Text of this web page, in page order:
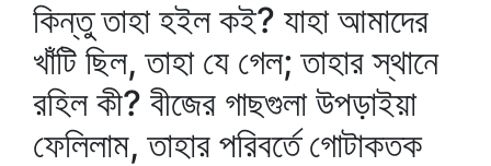
কিন্তু তাহা হইল কই? যাহা আমাদের
খাঁটি ছিল, তাহা যে গেল; তাহার স্থানে
রহিল কী? বীজের গাছগুলা উপড়াইয়া
ফেলিলাম, তাহার পরিবর্তে গোটাকতক